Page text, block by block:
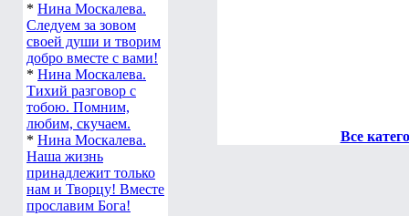
* Нина Москалева.
Следуем за зовом
своей души и творим
добро вместе с вами!
* Нина Москалева.
Тихий разговор с
тобою. Помним,
любим, скучаем.
* Нина Москалева.
Наша жизнь
принадлежит только
нам и Творцу! Вместе
прославим Бога!
Все